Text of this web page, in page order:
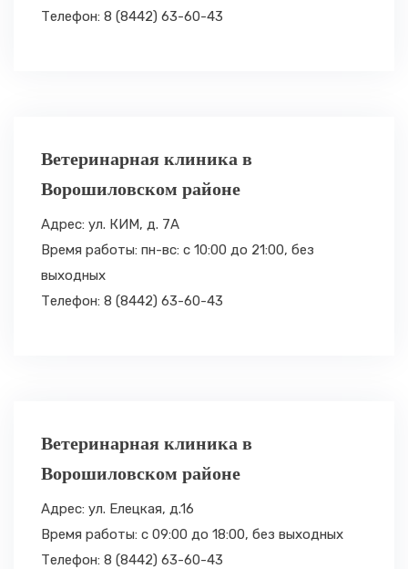
Телефон: 8 (8442) 63-60-43
Ветеринарная клиника в
Ворошиловском районе
Адрес: ул. КИМ, д. 7А
Время работы: пн-вс: с 10:00 до 21:00, без
выходных
Телефон: 8 (8442) 63-60-43
Ветеринарная клиника в
Ворошиловском районе
Адрес: ул. Елецкая, д.16
Время работы: с 09:00 до 18:00, без выходных
Телефон: 8 (8442) 63-60-43